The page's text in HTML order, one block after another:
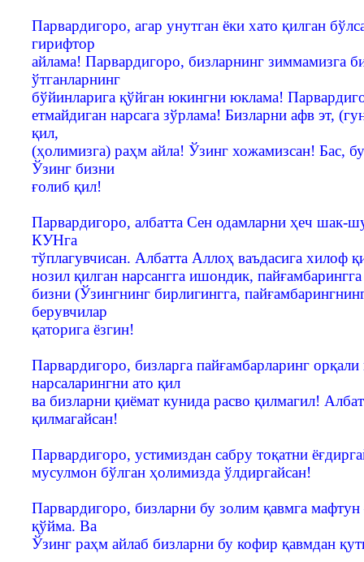
Парвардигоро, агар унутган ёки хато қилган
гирифтор
айлама! Парвардигоро, бизларнинг зиммамизга
ўтганларнинг
бўйинларига қўйган юкингни юклама!
етмайдиган нарсага зўрлама! Бизларни афв эт,
қил,
(ҳолимизга) раҳм айла! Ўзинг хожамизсан! Бас,
Ўзинг бизни
ғолиб қил!
Парвардигоро, албатта Сен одамларни ҳеч шак-
КУНга
тўплагувчисан. Албатта Аллоҳ ваъдасига хилоф
нозил қилган нарсангга ишондик,
бизни (Ўзингнинг бирлигингга,
берувчилар
қаторига ёзгин!
Парвардигоро, бизларга пайғамбарларинг орқали
нарсаларингни ато қил
ва бизларни қиёмат кунида расво қилмагил!
қилмагайсан!
Парвардигоро, устимиздан сабру тоқатни
мусулмон бўлган ҳолимизда ўлдиргайсан!
Парвардигоро, бизларни бу золим қавмга
қўйма. Ва
Ўзинг раҳм айлаб бизларни бу кофир қавмдан